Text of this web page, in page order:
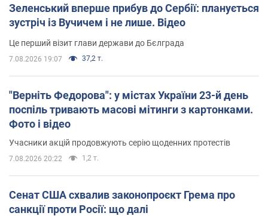
Зеленський вперше прибув до Сербії: планується
зустріч із Вучичем і не лише. Відео
Це перший візит глави держави до Бєлграда
7.08.2026 19:07 37,2 т.
"Верніть Федорова": у містах України 23-й день
поспіль тривають масові мітинги з картонками.
Фото і відео
Учасники акцій продовжують серію щоденних протестів
7.08.2026 20:22 1,2 т.
Сенат США схвалив законопроєкт Грема про
санкції проти Росії: що далі